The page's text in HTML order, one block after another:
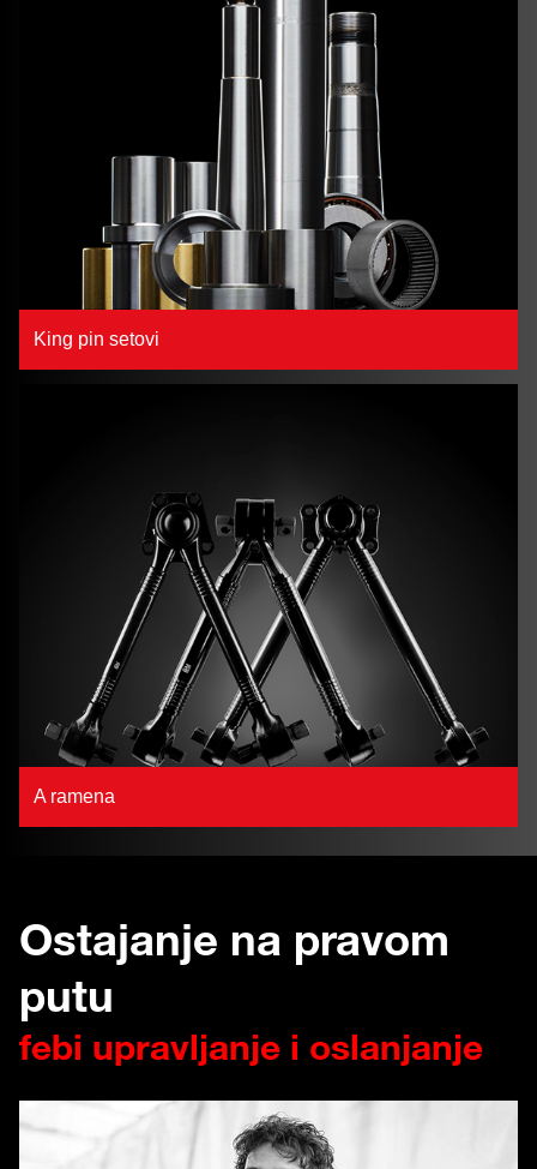
King pin setovi
A ramena
Ostajanje na pravom
putu
febi upravljanje i oslanjanje